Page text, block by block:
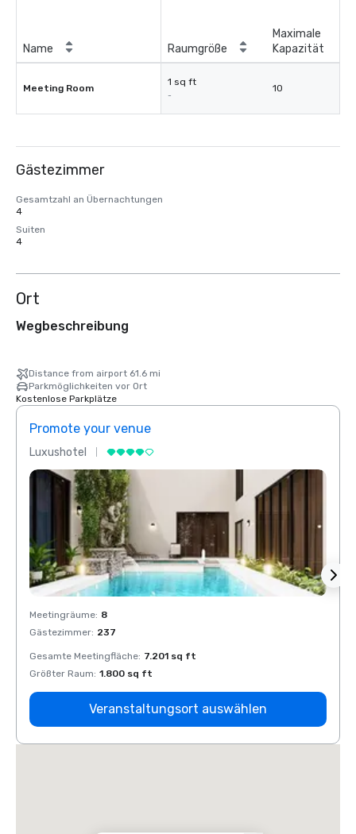
Name Raumgröße
Maximale
Kapazität
Meeting Room
1 sq ft
-
10
Gästezimmer
Gesamtzahl an Übernachtungen
4
Suiten
4
Ort
Wegbeschreibung
Distance from airport 61.6 mi
Parkmöglichkeiten vor Ort
Kostenlose Parkplätze
Promote your venue
Luxushotel
Meetingräume: 8
Gästezimmer: 237
Gesamte Meetingfläche: 7.201 sq ft
Größter Raum: 1.800 sq ft
Veranstaltungsort auswählen